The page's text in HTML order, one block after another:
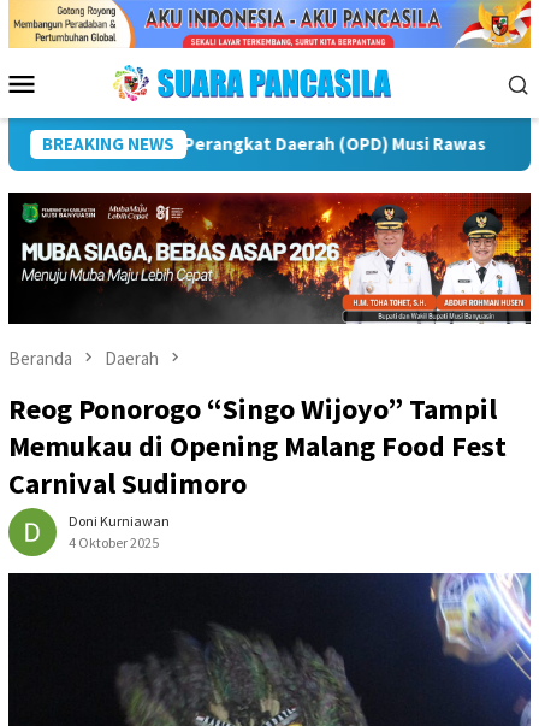
Menu
Mobile
BREAKING NEWS
IPeKB Ke-19, Plt Bupati Rejang Lebong: Penyuluh KB Ujung
Beranda Daerah
Reog Ponorogo “Singo Wijoyo” Tampil
Memukau di Opening Malang Food Fest
Carnival Sudimoro
Doni Kurniawan
4 Oktober 2025